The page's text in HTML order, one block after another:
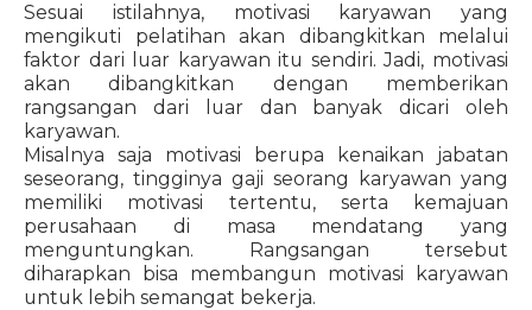
Sesuai istilahnya, motivasi karyawan yang
mengikuti pelatihan akan dibangkitkan melalui
faktor dari luar karyawan itu sendiri. Jadi, motivasi
akan dibangkitkan dengan memberikan
rangsangan dari luar dan banyak dicari oleh
karyawan.
Misalnya saja motivasi berupa kenaikan jabatan
seseorang, tingginya gaji seorang karyawan yang
memiliki motivasi tertentu, serta kemajuan
perusahaan di masa mendatang yang
menguntungkan. Rangsangan tersebut
diharapkan bisa membangun motivasi karyawan
untuk lebih semangat bekerja.